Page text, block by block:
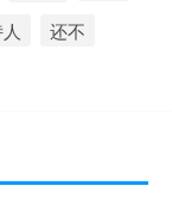
还不